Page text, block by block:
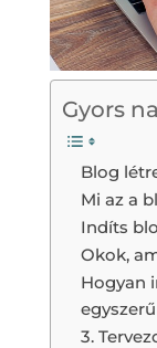
Gyors
Blog
Mi az a
Indíts
Okok,
Hogyan
3.